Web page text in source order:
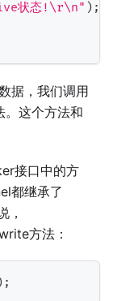
状态!\r\n" ) ;
据，我们调用
这个方法和
接口中的方
都继承了
，
方法：
;